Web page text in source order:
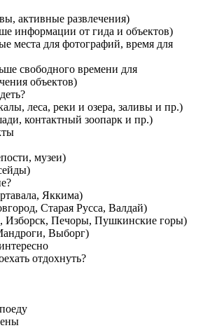
активные развлечения)
информации от гида и объектов)
места для фотографий, время для
свободного времени для
объектов)
леса, реки и озера, заливы и пр.)
контактный зоопарк и пр.)
музеи)
Яккима)
Старая Русса, Валдай)
Изборск, Печоры, Пушкинские горы)
Выборг)
отдохнуть?